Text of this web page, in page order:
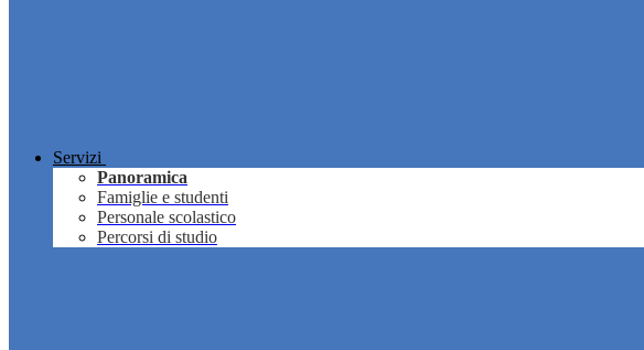
Servizi
Panoramica
Famiglie e studenti
Personale scolastico
Percorsi di studio